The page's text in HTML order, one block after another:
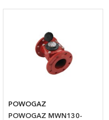
POWOGAZ
POWOGAZ MWN130-